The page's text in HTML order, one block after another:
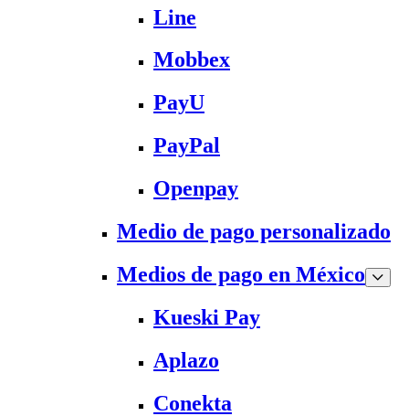
Line
Mobbex
PayU
PayPal
Openpay
Medio de pago personalizado
Medios de pago en México
Kueski Pay
Aplazo
Conekta